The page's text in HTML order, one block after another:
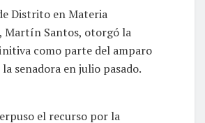
Distrito en Materia
Martín Santos, otorgó la
como parte del amparo
senadora en julio pasado.
el recurso por la